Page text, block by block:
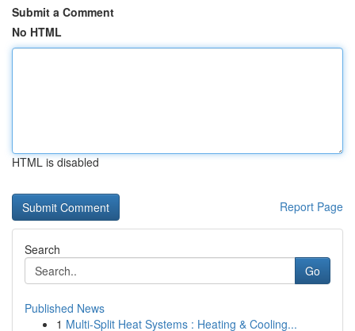
Submit a Comment
No HTML
HTML is disabled
Report Page
Search
Go
Published News
1 Multi-Split Heat Systems : Heating & Cooling...